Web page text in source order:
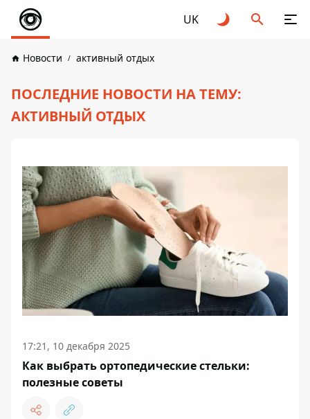
UK
Новости активный отдых
ПОСЛЕДНИЕ НОВОСТИ НА ТЕМУ:
АКТИВНЫЙ ОТДЫХ
17:21, 10 декабря 2025
Как выбрать ортопедические стельки:
полезные советы